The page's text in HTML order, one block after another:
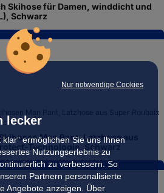
Nur notwendige Cookies
lecker
ermöglichen Sie uns Ihnen
Nutzungserlebnis zu
zu verbessern. So
Partnern personalisierte
Angebote anzeigen. Über
Skihose für Damen, winddicht und
Schwarz
Man Pant, Latzhose aus
Technologie, Schwarz